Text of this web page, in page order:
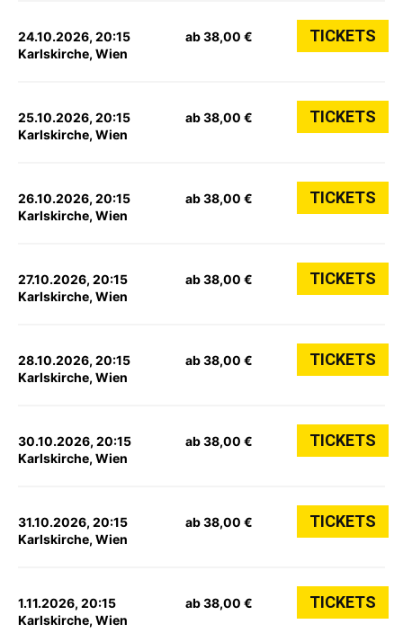
24.10.2026, 20:15
Karlskirche, Wien
ab 38,00 € TICKETS
25.10.2026, 20:15
Karlskirche, Wien
ab 38,00 € TICKETS
26.10.2026, 20:15
Karlskirche, Wien
ab 38,00 € TICKETS
27.10.2026, 20:15
Karlskirche, Wien
ab 38,00 € TICKETS
28.10.2026, 20:15
Karlskirche, Wien
ab 38,00 € TICKETS
30.10.2026, 20:15
Karlskirche, Wien
ab 38,00 € TICKETS
31.10.2026, 20:15
Karlskirche, Wien
ab 38,00 € TICKETS
1.11.2026, 20:15
Karlskirche, Wien
ab 38,00 € TICKETS